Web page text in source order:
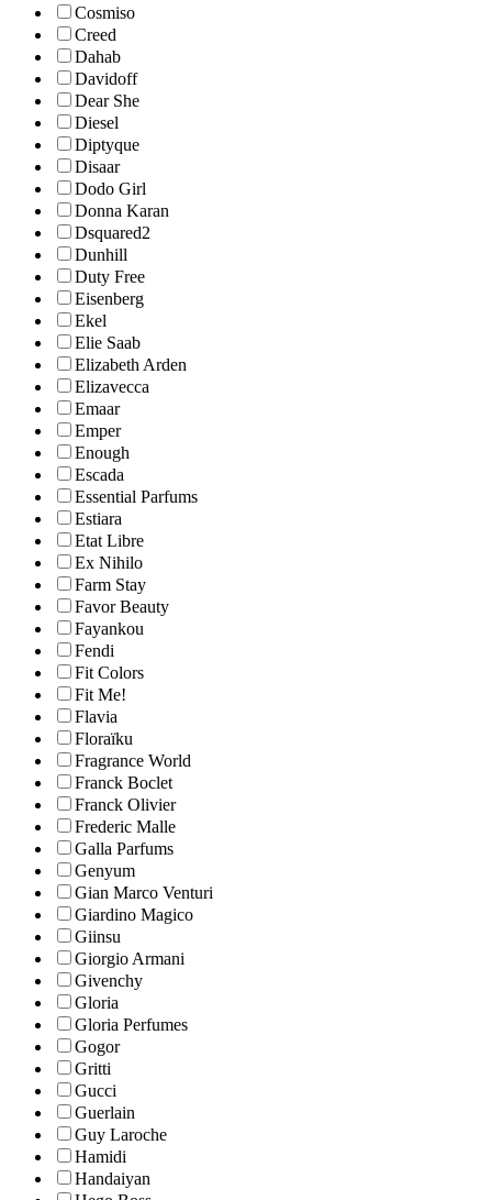
Cosmiso
Creed
Dahab
Davidoff
Dear She
Diesel
Diptyque
Disaar
Dodo Girl
Donna Karan
Dsquared2
Dunhill
Duty Free
Eisenberg
Ekel
Elie Saab
Elizabeth Arden
Elizavecca
Emaar
Emper
Enough
Escada
Essential Parfums
Estiara
Etat Libre
Ex Nihilo
Farm Stay
Favor Beauty
Fayankou
Fendi
Fit Colors
Fit Me!
Flavia
Floraïku
Fragrance World
Franck Boclet
Franck Olivier
Frederic Malle
Galla Parfums
Genyum
Gian Marco Venturi
Giardino Magico
Giinsu
Giorgio Armani
Givenchy
Gloria
Gloria Perfumes
Gogor
Gritti
Gucci
Guerlain
Guy Laroche
Hamidi
Handaiyan